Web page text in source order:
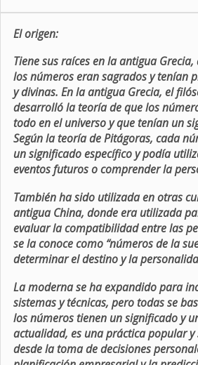
El origen:
Tiene sus raíces en la antigua
los números eran sagrados y tenían
y divinas. En la antigua Grecia, el
desarrolló la teoría de que los
todo en el universo y que tenían un
Según la teoría de Pitágoras, cada
un significado específico y podía
eventos futuros o comprender la
También ha sido utilizada en otras
antigua China, donde era utilizada
evaluar la compatibilidad entre las
se la conoce como “números de la
determinar el destino y la
La moderna se ha expandido para
sistemas y técnicas, pero todas se
los números tienen un significado y
actualidad, es una práctica popular
desde la toma de decisiones